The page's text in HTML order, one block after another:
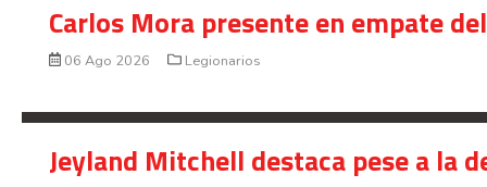
Carlos Mora presente en empate
06 Ago 2026 Legionarios
Jeyland Mitchell destaca pese a la